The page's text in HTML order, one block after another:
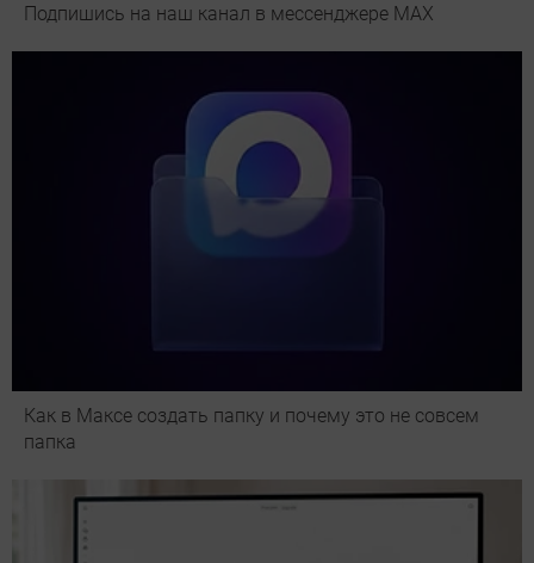
Подпишись на наш канал в мессенджере МАХ
Как в Максе создать папку и почему это не совсем
папка